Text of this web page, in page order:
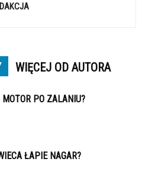
WIĘCEJ OD AUTORA
PO ZALANIU?
ŁAPIE NAGAR?